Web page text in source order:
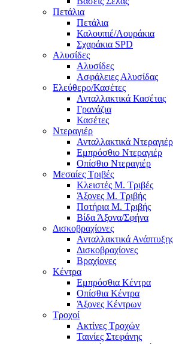
Πετάλια
Πετάλια
Καλουπιέ/Λουράκια
Σχαράκια SPD
Αλυσίδες
Αλυσίδες
Ασφάλειες Αλυσίδας
Ελεύθερο/Κασέτες
Ανταλλακτικά Κασέτας
Γρανάζια
Κασέτες
Ντεραγιέρ
Ανταλλακτικά Ντεραγιέρ
Εμπρόσθιο Ντεραγιέρ
Οπίσθιο Ντεραγιέρ
Μεσαίες Τριβές
Κλειστές Μ. Τριβές
Άξονες Μ. Τριβής
Ποτήρια Μ. Τριβής
Βίδα Άξονα/Σφήνα
Δισκοβραχίονες
Ανταλλακτικά Ανάπτυξης
Δισκοβραχίονες
Βραχίονες
Κέντρα
Εμπρόσθια Κέντρα
Οπίσθια Κέντρα
Άξονες Κέντρων
Τροχοί
Ακτίνες Τροχών
Ταινίες Στεφάνης